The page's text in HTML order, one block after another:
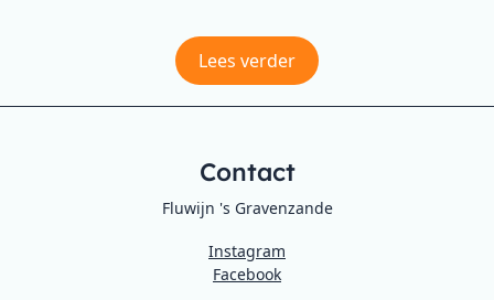
Lees verder
Contact
Fluwijn 's Gravenzande
Instagram
Facebook